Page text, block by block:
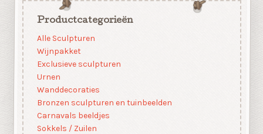
Productcategorieën
Alle Sculpturen
Wijnpakket
Exclusieve sculpturen
Urnen
Wanddecoraties
Bronzen sculpturen en tuinbeelden
Carnavals beeldjes
Sokkels / Zuilen